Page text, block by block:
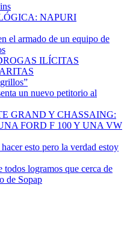
NAPURI
el armado de un equipo de
ILÍCITAS
un nuevo petitorio al
GRAND Y CHASSAING:
FORD F 100 Y UNA VW
esto pero la verdad estoy
logramos que cerca de
de Sopap